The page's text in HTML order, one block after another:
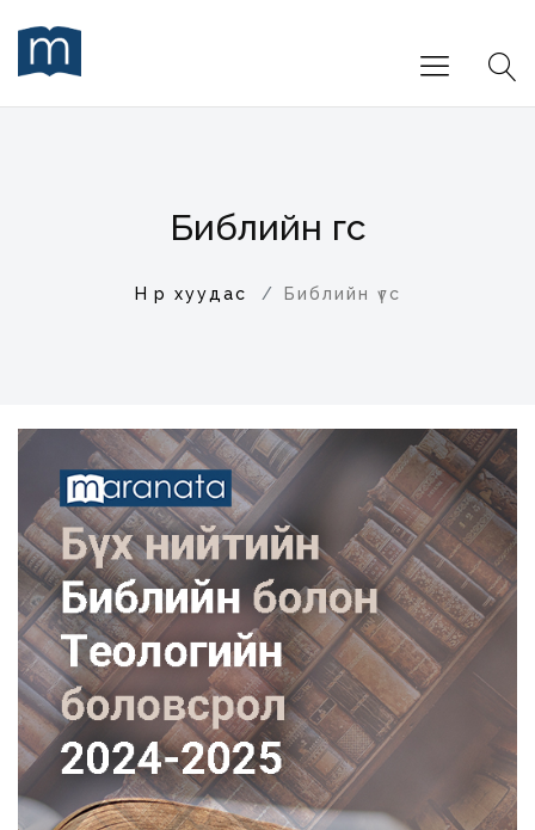
Библийн үгс
Нүүр хуудас Библийн үгс